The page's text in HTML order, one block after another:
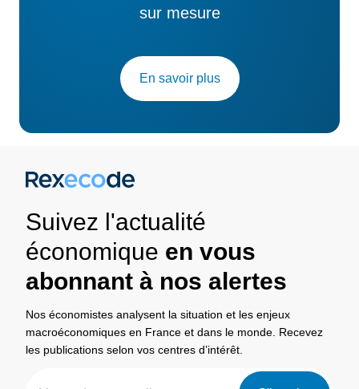
sur mesure
En savoir plus
Suivez l'actualité
économique en vous
abonnant à nos alertes
Nos économistes analysent la situation et les enjeux
macroéconomiques en France et dans le monde. Recevez
les publications selon vos centres d’intérêt.